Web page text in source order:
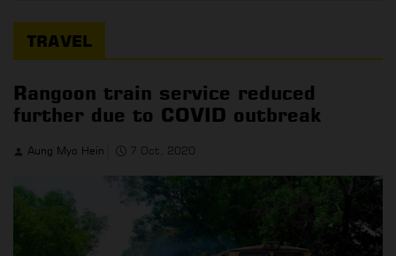
TRAVEL
Rangoon train service reduced
further due to COVID outbreak
Aung Myo Hein 7 Oct, 2020